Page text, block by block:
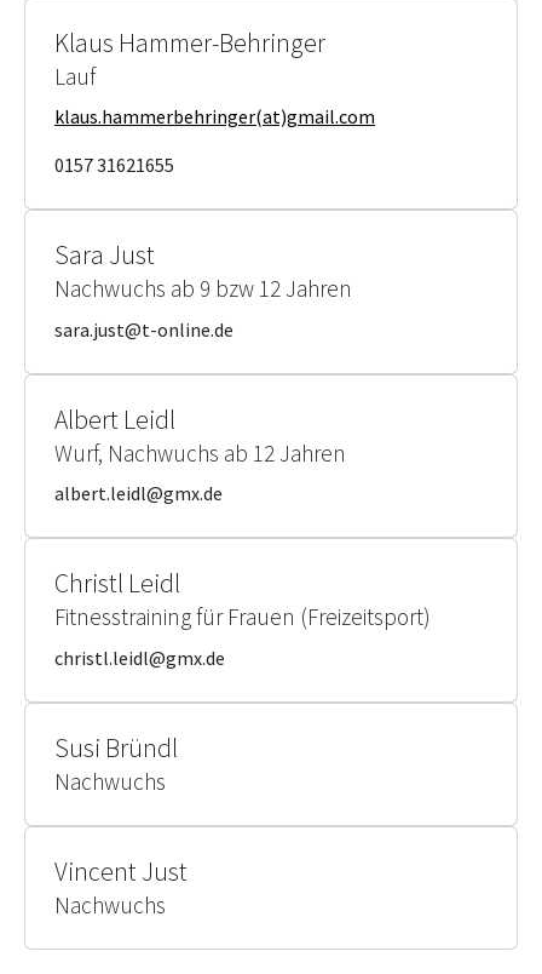
Klaus Hammer-Behringer
Lauf
klaus.hammerbehringer(at)gmail.com
0157 31621655
Sara Just
Nachwuchs ab 9 bzw 12 Jahren
sara.just@t-online.de
Albert Leidl
Wurf, Nachwuchs ab 12 Jahren
albert.leidl@gmx.de
Christl Leidl
Fitnesstraining für Frauen (Freizeitsport)
christl.leidl@gmx.de
Susi Bründl
Nachwuchs
Vincent Just
Nachwuchs